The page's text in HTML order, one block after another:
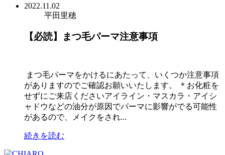
2022.11.02
平田里穂
【必読】まつ毛パーマ注意事項
まつ毛パーマをかけるにあたって、いくつか注意事項
がありますのでご確認お願いいたします。 ＊お化粧を
せずにご来店くださいアイライン・マスカラ・アイシ
ャドウなどの油分が原因でパーマに影響がでる可能性
があるので、メイクをされ...
続きを読む